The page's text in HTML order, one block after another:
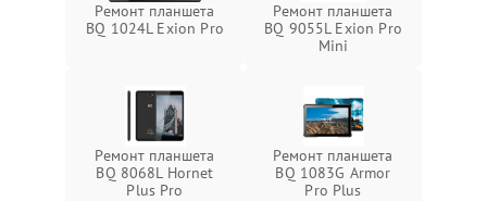
Ремонт планшета
BQ 1024L Exion Pro
Ремонт планшета
BQ 9055L Exion Pro
Mini
Ремонт планшета
BQ 8068L Hornet
Plus Pro
Ремонт планшета
BQ 1083G Armor
Pro Plus